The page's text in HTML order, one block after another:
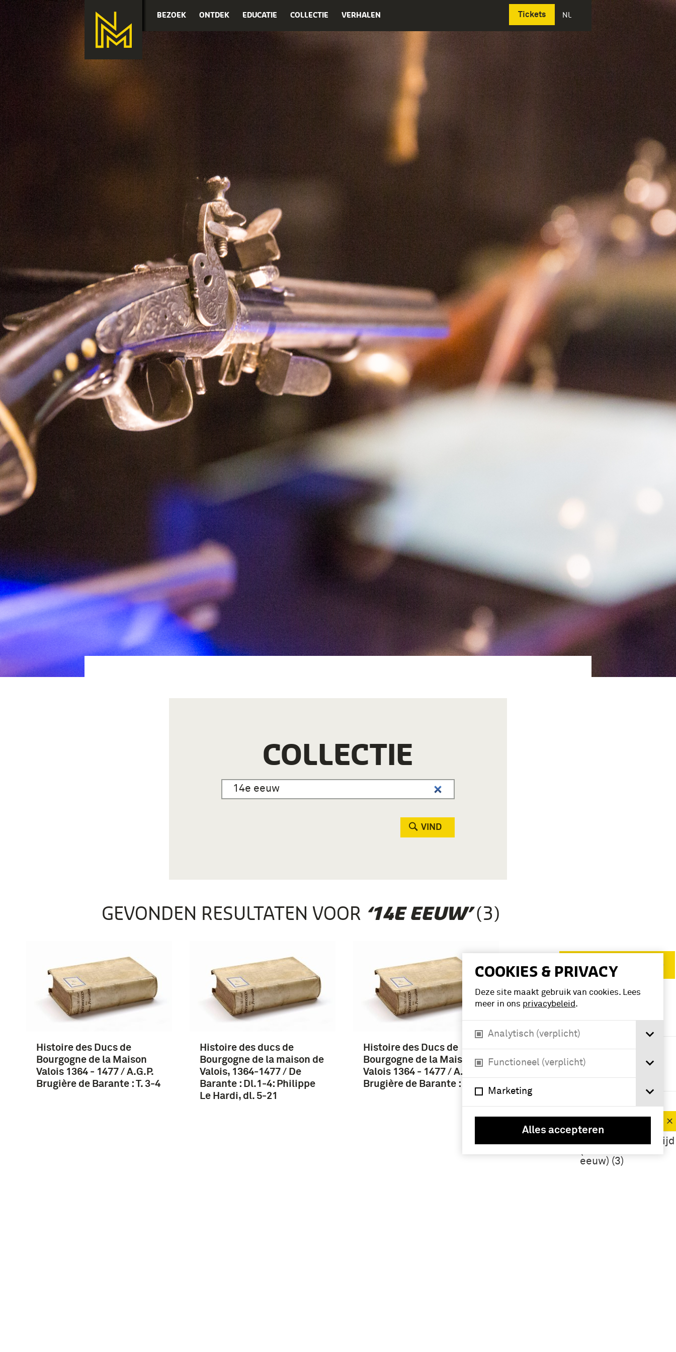
BEZOEK ONTDEK EDUCATIE COLLECTIE VERHALEN Tickets NL
Deutsch
COOKIES & PRIVACY
Deze site maakt gebruik van cookies. Lees
meer in ons privacybeleid.
Analytisch (verplicht)
Functioneel (verplicht)
Marketing
Alles accepteren
COLLECTIE
VIND
GEVONDEN RESULTATEN VOOR ‘14E EEUW’(3)
Verwijder filters
VERFIJN RESULTAAT
biografie (3)
Periode
Bourgondische Tijd
eeuw) (3)
Histoire des Ducs de
Bourgogne de la Maison
Valois 1364 - 1477 / A.G.P.
Brugière de Barante : T. 3-4
Histoire des ducs de
Bourgogne de la maison de
Valois, 1364-1477 / De
Barante : Dl.1-4: Philippe
Le Hardi, dl. 5-21
Histoire des Ducs de
Bourgogne de la Maison
Valois 1364 - 1477 / A.G.P.
Brugière de Barante : T. 1